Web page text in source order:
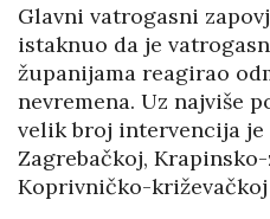
Glavni vatrogasni
istaknuo da je
županijama reagirao
nevremena. Uz najviše
velik broj intervencija je
Zagrebačkoj,
Koprivničko-